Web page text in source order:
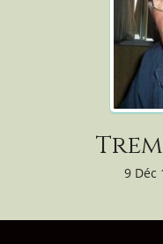
9 Déc